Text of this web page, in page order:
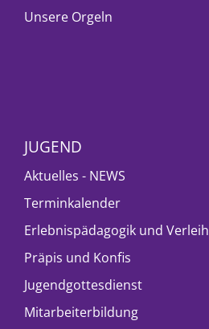
Unsere Orgeln
JUGEND
Aktuelles - NEWS
Terminkalender
Erlebnispädagogik und Verleih
Präpis und Konfis
Jugendgottesdienst
Mitarbeiterbildung